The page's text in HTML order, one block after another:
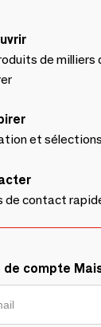
de milliers
et
de contact
compte